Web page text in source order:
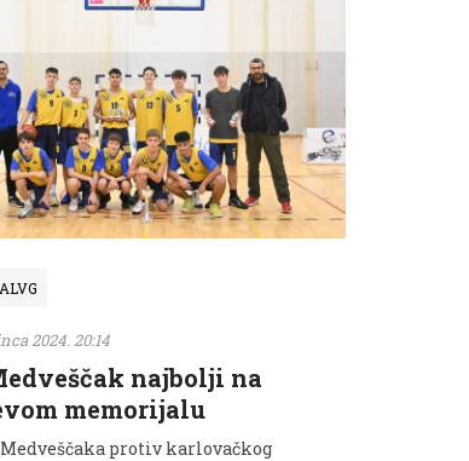
2024. 20:14
najbolji na
memorijalu
protiv karlovačkog